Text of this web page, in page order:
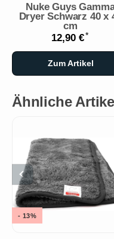
Nuke Guys
Dryer Schwarz 40 x
cm
12,90 €*
Zum Artikel
Ähnliche
- 13%